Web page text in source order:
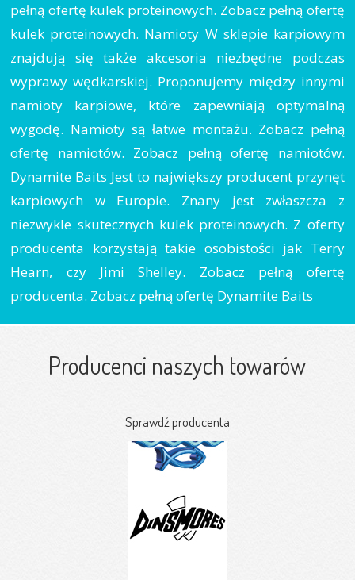
pełną ofertę kulek proteinowych. Zobacz pełną ofertę
kulek proteinowych. Namioty W sklepie karpiowym
znajdują się także akcesoria niezbędne podczas
wyprawy wędkarskiej. Proponujemy między innymi
namioty karpiowe, które zapewniają optymalną
wygodę. Namioty są łatwe montażu. Zobacz pełną
ofertę namiotów. Zobacz pełną ofertę namiotów.
Dynamite Baits Jest to największy producent przynęt
karpiowych w Europie. Znany jest zwłaszcza z
niezwykle skutecznych kulek proteinowych. Z oferty
producenta korzystają takie osobistości jak Terry
Hearn, czy Jimi Shelley. Zobacz pełną ofertę
producenta. Zobacz pełną ofertę Dynamite Baits
Producenci naszych towarów
Sprawdź producenta